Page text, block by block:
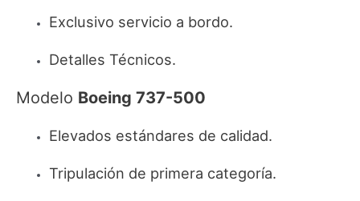
Exclusivo servicio a bordo.
Detalles Técnicos.
Modelo Boeing 737-500
Elevados estándares de calidad.
Tripulación de primera categoría.